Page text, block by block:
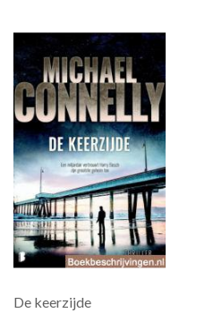
De keerzijde